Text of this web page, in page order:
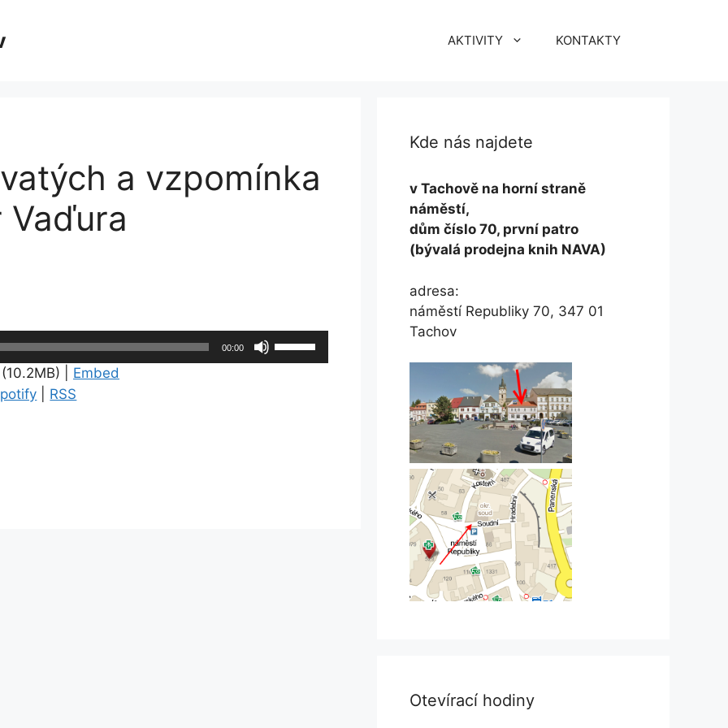
AKTIVITY KONTAKTY
a vzpomínka
Vaďura
00:00
šipek
| Embed
RSS
Kde nás najdete
v Tachově na horní straně
náměstí,
dům číslo 70, první patro
(bývalá prodejna knih NAVA)
adresa:
náměstí Republiky 70, 347 01
Tachov
Otevírací hodiny